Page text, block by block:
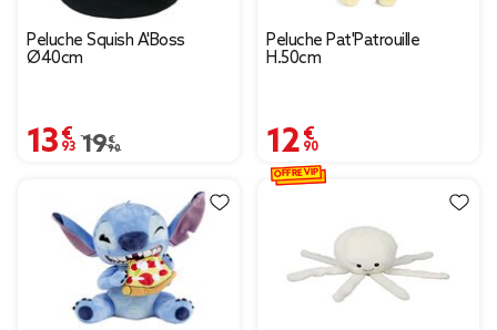
Peluche Squish A'Boss
Ø40cm
13,93 €
Prix remisé de 19,90 € à 13,93 €
19,90 €
Peluche Pat'Patrouille
H.50cm
12,90 €
OFFRE VIP